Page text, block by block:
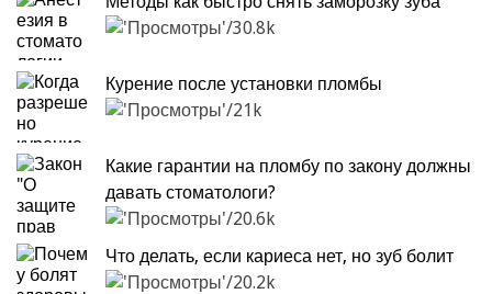
30.8k
Курение после установки пломбы
21k
Какие гарантии на пломбу по закону должны
давать стоматологи?
20.6k
Что делать, если кариеса нет, но зуб болит
20.2k